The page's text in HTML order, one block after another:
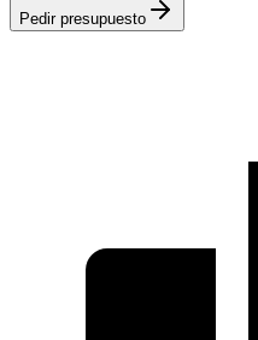
Pedir presupuesto